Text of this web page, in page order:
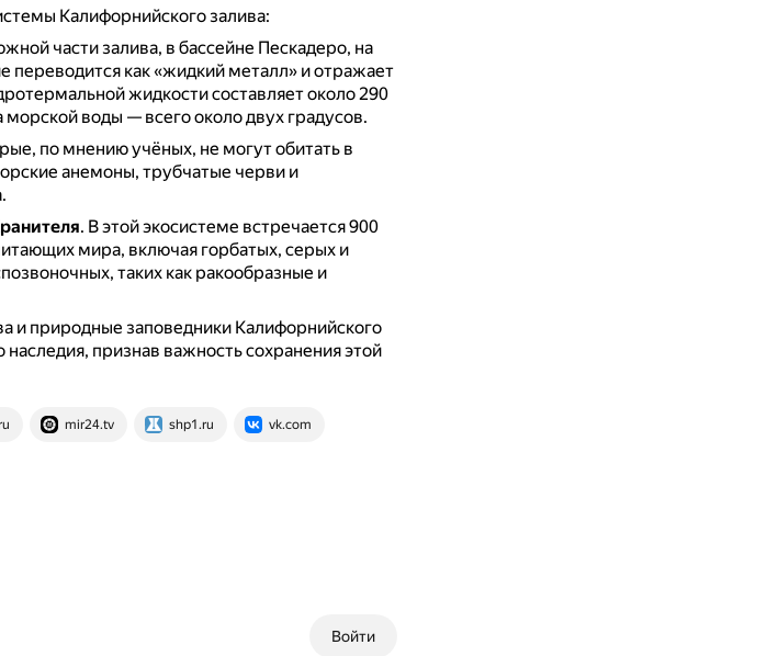
Калифорнийского залива:
части залива, в бассейне Пескадеро, на
переводится как «жидкий металл» и отражает
жидкости составляет около 290
воды — всего около двух градусов.
по мнению учёных, не могут обитать в
анемоны, трубчатые черви и
. В этой экосистеме встречается 900
мира, включая горбатых, серых и
таких как ракообразные и
и природные заповедники Калифорнийского
признав важность сохранения этой
mir24.tv shp1.ru vk.com
Войти